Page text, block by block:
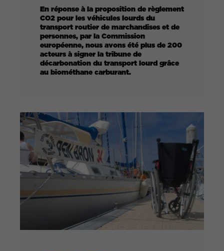
En réponse à la proposition de règlement
CO2 pour les véhicules lourds du
transport routier de marchandises et de
personnes, par la Commission
européenne, nous avons été plus de 200
acteurs à signer la tribune de
décarbonation du transport lourd grâce
au biométhane carburant.